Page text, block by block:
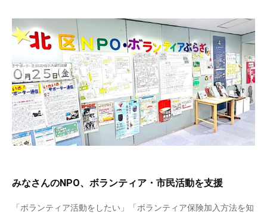
みなさんのNPO、ボランティア・市民活動を支援
「ボランティア活動をしたい」「ボランティア保険加入方法を知